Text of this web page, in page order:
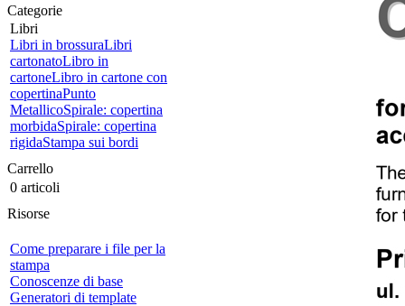
Categorie
Libri
Libri in brossuraLibri
cartonatoLibro in
cartoneLibro in cartone con
copertinaPunto
MetallicoSpirale: copertina
morbidaSpirale: copertina
rigidaStampa sui bordi
Carrello
0 articoli
Risorse
Come preparare i file per la
stampa
Conoscenze di base
Generatori di template